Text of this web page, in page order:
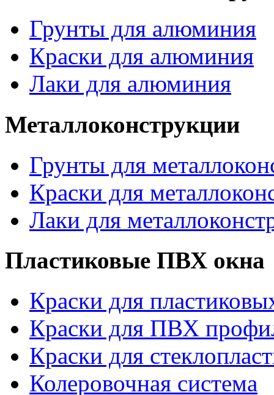
Грунты для алюминия
Краски для алюминия
Лаки для алюминия
Металлоконструкции
Грунты для
Краски для
Лаки для
Пластиковые ПВХ окна
Краски для
Краски для ПВХ
Краски для
Колеровочная система